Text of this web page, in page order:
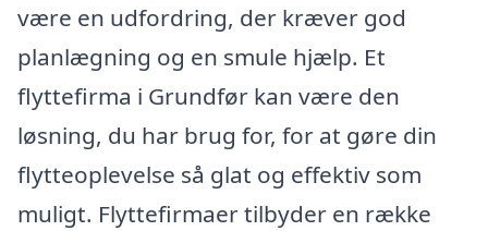
være en udfordring, der kræver god
planlægning og en smule hjælp. Et
flyttefirma i Grundfør kan være den
løsning, du har brug for, for at gøre din
flytteoplevelse så glat og effektiv som
muligt. Flyttefirmaer tilbyder en række